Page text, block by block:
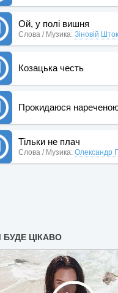
Ой, у полі вишня
Слова / Музика: Зіновій
Козацька честь
Прокидаюся
Тільки не плач
Слова / Музика: Олександр